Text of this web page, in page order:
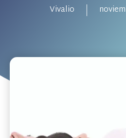
Vivalio